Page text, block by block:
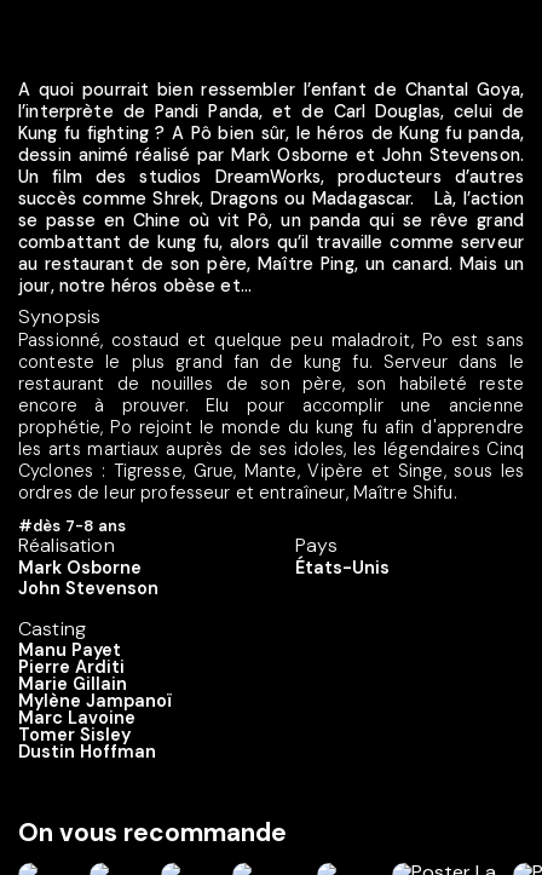
A quoi pourrait bien ressembler l’enfant de Chantal Goya,
l’interprète de Pandi Panda, et de Carl Douglas, celui de
Kung fu fighting ? A Pô bien sûr, le héros de Kung fu panda,
dessin animé réalisé par Mark Osborne et John Stevenson.
Un film des studios DreamWorks, producteurs d’autres
succès comme Shrek, Dragons ou Madagascar. Là, l’action
se passe en Chine où vit Pô, un panda qui se rêve grand
combattant de kung fu, alors qu’il travaille comme serveur
au restaurant de son père, Maître Ping, un canard. Mais un
jour, notre héros obèse et...
Synopsis
Passionné, costaud et quelque peu maladroit, Po est sans
conteste le plus grand fan de kung fu. Serveur dans le
restaurant de nouilles de son père, son habileté reste
encore à prouver. Elu pour accomplir une ancienne
prophétie, Po rejoint le monde du kung fu afin d'apprendre
les arts martiaux auprès de ses idoles, les légendaires Cinq
Cyclones : Tigresse, Grue, Mante, Vipère et Singe, sous les
ordres de leur professeur et entraîneur, Maître Shifu.
#dès 7-8 ans
Réalisation
Mark Osborne
John Stevenson
Casting
Manu Payet
Pierre Arditi
Marie Gillain
Mylène Jampanoï
Marc Lavoine
Tomer Sisley
Dustin Hoffman
Pays
États-Unis
On vous recommande